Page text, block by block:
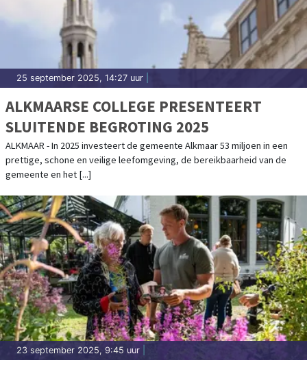
25 september 2025, 14:27 uur
ALKMAARSE COLLEGE PRESENTEERT
SLUITENDE BEGROTING 2025
ALKMAAR - In 2025 investeert de gemeente Alkmaar 53 miljoen in een
prettige, schone en veilige leefomgeving, de bereikbaarheid van de
gemeente en het [...]
23 september 2025, 9:45 uur